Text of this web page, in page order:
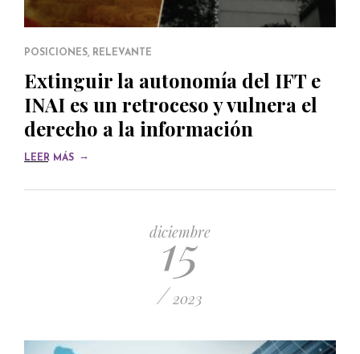
POSICIONES, RELEVANTE
Extinguir la autonomía del IFT e
INAI es un retroceso y vulnera el
derecho a la información
LEER MÁS →
diciembre
15
/ 2023